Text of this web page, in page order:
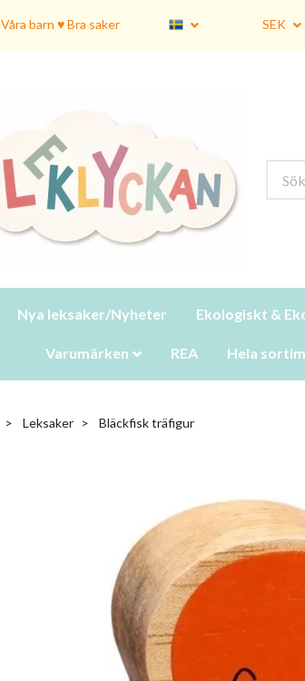
Våra barn ♥ Bra saker SEK
Nya leksaker/Nyheter Ekologiskt &
Varumärken REA Hela
Leksaker Bläckfisk träfigur